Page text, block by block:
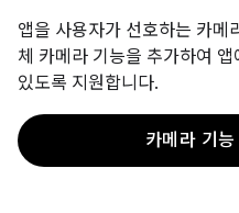
앱을 사용자가 선호하는 카메
체 카메라 기능을 추가하여
있도록 지원합니다.
카메라 기